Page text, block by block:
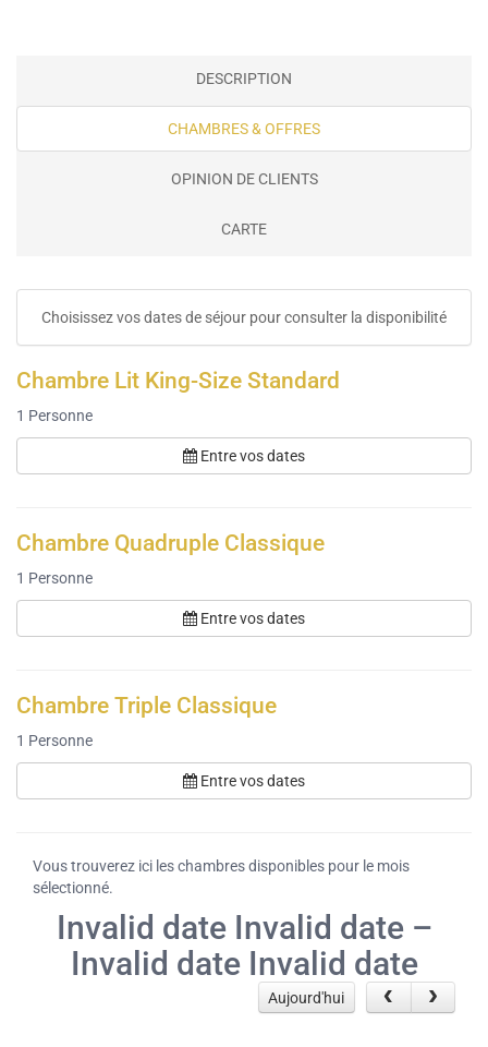
DESCRIPTION
CHAMBRES & OFFRES
OPINION DE CLIENTS
CARTE
Choisissez vos dates de séjour pour consulter la disponibilité
Chambre Lit King-Size Standard
1 Personne
Entre vos dates
Chambre Quadruple Classique
1 Personne
Entre vos dates
Chambre Triple Classique
1 Personne
Entre vos dates
Vous trouverez ici les chambres disponibles pour le mois
sélectionné.
Invalid date Invalid date –
Invalid date Invalid date
Aujourd'hui